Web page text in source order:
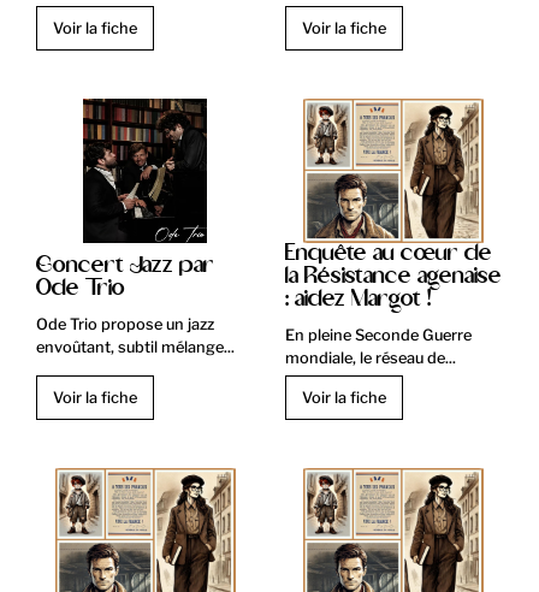
Voir la fiche Voir la fiche
Concert Jazz par
Ode Trio
Ode Trio propose un jazz
envoûtant, subtil mélange...
Voir la fiche
Enquête au cœur de
la Résistance agenaise
: aidez Margot !
En pleine Seconde Guerre
mondiale, le réseau de...
Voir la fiche